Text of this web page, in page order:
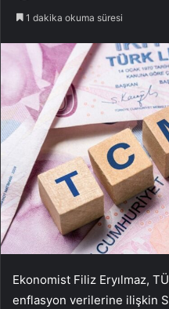
1 dakika okuma süresi
Ekonomist Filiz Eryılmaz, TÜ
enflasyon verilerine ilişkin S